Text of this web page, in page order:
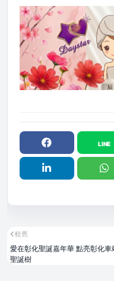
較舊
愛在彰化聖誕嘉年華 點亮彰化車
聖誕樹